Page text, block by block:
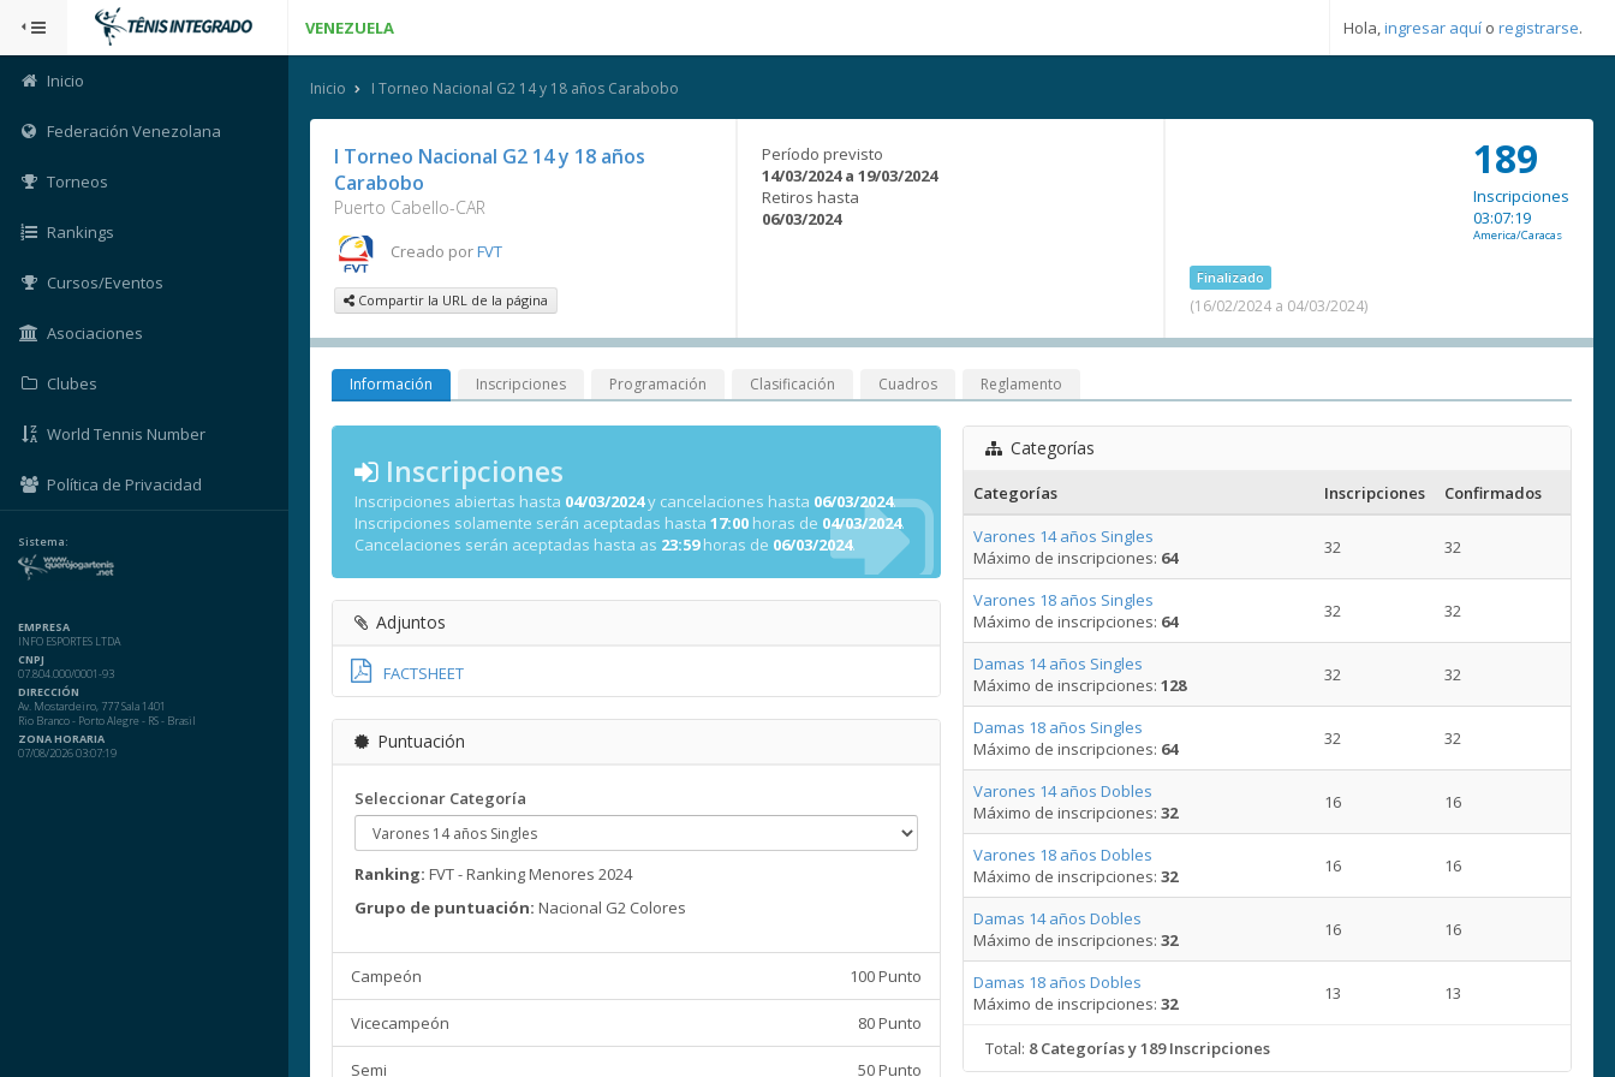
VENEZUELA Hola,ingresar aquí o registrarse.
Inicio
Federación Venezolana
Torneos
Rankings
Cursos/Eventos
Asociaciones
Clubes
World Tennis Number
Política de Privacidad
Sistema:
EMPRESA
INFO ESPORTES LTDA
CNPJ
07.804.000/0001-93
DIRECCIÓN
Av. Mostardeiro, 777 Sala 1401
Rio Branco - Porto Alegre - RS - Brasil
ZONA HORARIA
07/08/2026 03:07:19
Inicio I Torneo Nacional G2 14 y 18 años Carabobo
I Torneo Nacional G2 14 y 18 años
Carabobo
Puerto Cabello-CAR
Creado porFVT
Compartir la URL de la página
Período previsto
14/03/2024 a 19/03/2024
Retiros hasta
06/03/2024
Finalizado
(16/02/2024 a 04/03/2024)
189
Inscripciones
03:07:19
America/Caracas
Información Inscripciones Programación Clasificación Cuadros Reglamento
Inscripciones
Inscripciones abiertas hasta 04/03/2024y cancelaciones hasta 06/03/2024.
Inscripciones solamente serán aceptadas hasta 17:00 horas de 04/03/2024.
Cancelaciones serán aceptadas hasta as 23:59horas de 06/03/2024.
Adjuntos
FACTSHEET
Puntuación
Seleccionar Categoría
Ranking: FVT - Ranking Menores 2024
Grupo de puntuación: Nacional G2 Colores
Campeón 100 Punto
Vicecampeón 80 Punto
Semi 50 Punto
Categorías
Categorías Inscripciones
Confirmados
Varones 14 años Singles
Máximo de inscripciones: 64 32 32
Varones 18 años Singles
Máximo de inscripciones: 64 32 32
Damas 14 años Singles
Máximo de inscripciones: 128 32 32
Damas 18 años Singles
Máximo de inscripciones: 64 32 32
Varones 14 años Dobles
Máximo de inscripciones: 32 16 16
Varones 18 años Dobles
Máximo de inscripciones: 32 16 16
Damas 14 años Dobles
Máximo de inscripciones: 32 16 16
Damas 18 años Dobles
Máximo de inscripciones: 32 13 13
Total: 8 Categorías y 189 Inscripciones